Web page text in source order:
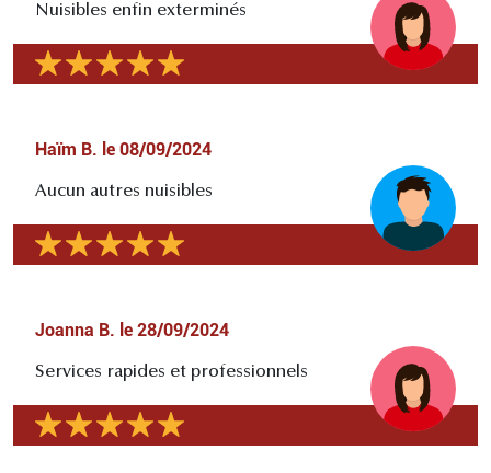
Nuisibles enfin exterminés
Haïm B. le 08/09/2024
Aucun autres nuisibles
Joanna B. le 28/09/2024
Services rapides et professionnels